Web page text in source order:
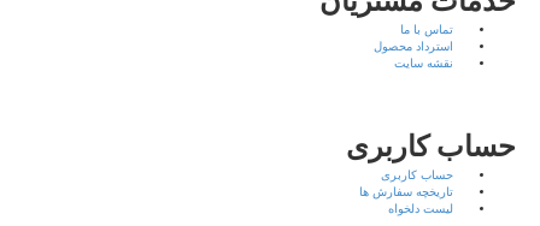
تماس با ما
استرداد محصول
نقشه سایت
حساب کاربری
حساب کاربری
تاریخچه سفارش ها
لیست دلخواه